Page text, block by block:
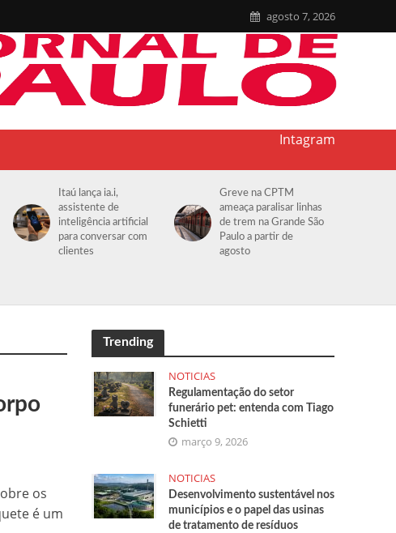
agosto 7, 2026
Intagram
Itaú lança ia.i,
assistente de
inteligência artificial
para conversar com
clientes
Greve na CPTM
ameaça paralisar linhas
de trem na Grande São
Paulo a partir de
agosto
os
é um
Trending
NOTICIAS
Regulamentação do setor
funerário pet: entenda com Tiago
Schietti
março 9, 2026
NOTICIAS
Desenvolvimento sustentável nos
municípios e o papel das usinas
de tratamento de resíduos